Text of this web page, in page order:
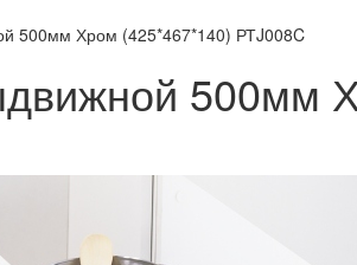
500мм Хром (425*467*140) РТJ008C
500мм